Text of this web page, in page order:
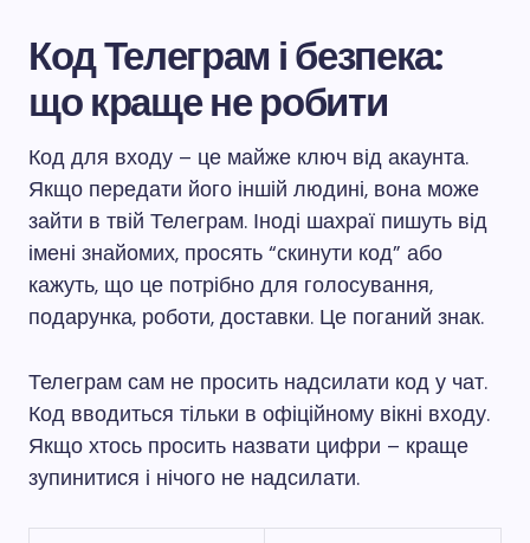
Код Телеграм і безпека:
що краще не робити
Код для входу – це майже ключ від акаунта.
Якщо передати його іншій людині, вона може
зайти в твій Телеграм. Іноді шахраї пишуть від
імені знайомих, просять “скинути код” або
кажуть, що це потрібно для голосування,
подарунка, роботи, доставки. Це поганий знак.
Телеграм сам не просить надсилати код у чат.
Код вводиться тільки в офіційному вікні входу.
Якщо хтось просить назвати цифри – краще
зупинитися і нічого не надсилати.